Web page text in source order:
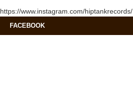
https://www.instagram.com/hiptankrecords/
FACEBOOK